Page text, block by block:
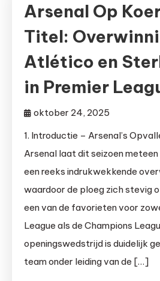
Arsenal Op
Titel:
Atlético en
in Premier
oktober 24, 2025
1. Introductie – Arsenal’s
Arsenal laat dit seizoen
een reeks indrukwekkende
waardoor de ploeg zich stevig
een van de favorieten voor
League als de Champions
openingswedstrijd is duidelijk
team onder leiding van de […]